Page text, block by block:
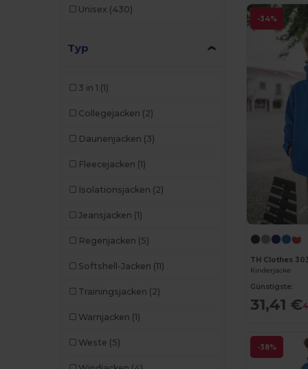
Unisex (430)
Typ
3 in 1 (1)
Collegejacken (2)
Daunenjacken (3)
Fleecejacken (1)
Isolationsjacken (2)
Jeansjacken (1)
Regenjacken (5)
Softshell-Jacken (11)
Trainingsjacken (2)
Warnjacken (1)
Weste (5)
-34%
TH Clothes
Kinderjacke
Günstigste:
31,41 €
-38%